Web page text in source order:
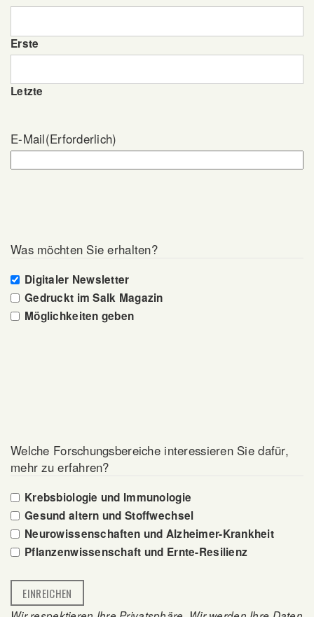
Erste
Letzte
E-Mail(Erforderlich)
Was möchten Sie erhalten?
Digitaler Newsletter
Gedruckt im Salk Magazin
Möglichkeiten geben
Welche Forschungsbereiche interessieren Sie dafür,
mehr zu erfahren?
Krebsbiologie und Immunologie
Gesund altern und Stoffwechsel
Neurowissenschaften und Alzheimer-Krankheit
Pflanzenwissenschaft und Ernte-Resilienz